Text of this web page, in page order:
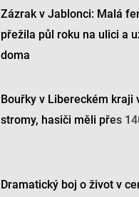
Zázrak v Jablonci: Malá
přežila půl roku na ulici a
doma
Bouřky v Libereckém kraji
stromy, hasiči měli přes
Dramatický boj o život v